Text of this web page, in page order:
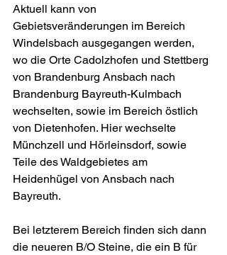
Aktuell kann von
Gebietsveränderungen im Bereich
Windelsbach ausgegangen werden,
wo die Orte Cadolzhofen und Stettberg
von Brandenburg Ansbach nach
Brandenburg Bayreuth-Kulmbach
wechselten, sowie im Bereich östlich
von Dietenhofen. Hier wechselte
Münchzell und Hörleinsdorf, sowie
Teile des Waldgebietes am
Heidenhügel von Ansbach nach
Bayreuth.
Bei letzterem Bereich finden sich dann
die neueren B/O Steine, die ein B für